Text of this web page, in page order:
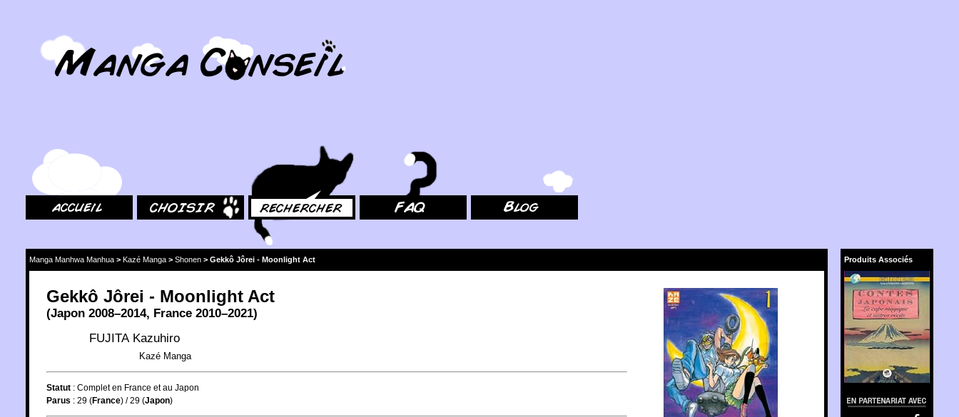
Produits Associés
En partenariat avec
Amazon.fr
Manga Manhwa Manhua > Kazé Manga > Shonen > Gekkô Jôrei - Moonlight Act
Gekkô Jôrei - Moonlight Act
(Japon 2008–2014, France 2010–2021)
FUJITA Kazuhiro
Kazé Manga
Statut : Complet en France et au Japon
Parus : 29 (France) / 29 (Japon)